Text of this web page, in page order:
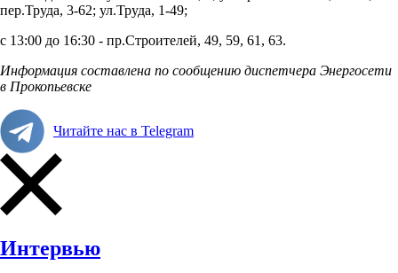
пер.Труда, 3-62; ул.Труда, 1-49;
с 13:00 до 16:30 - пр.Строителей, 49, 59, 61, 63.
Информация составлена по сообщению диспетчера Энергосети
в Прокопьевске
Читайте нас в Telegram
Интервью